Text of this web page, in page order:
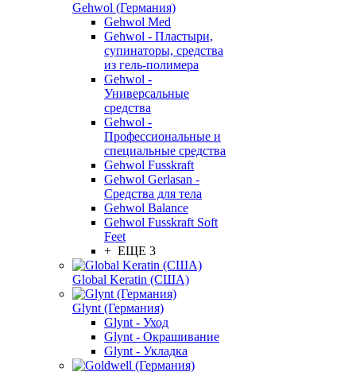
Gehwol (Германия)
Gehwol Med
Gehwol - Пластыри,
супинаторы, средства
из гель-полимера
Gehwol -
Универсальные
средства
Gehwol -
Профессиональные и
специальные средства
Gehwol Fusskraft
Gehwol Gerlasan -
Средства для тела
Gehwol Balance
Gehwol Fusskraft Soft
Feet
+ ЕЩЕ 3
Global Keratin (США)
Glynt (Германия)
Glynt - Уход
Glynt - Окрашивание
Glynt - Укладка